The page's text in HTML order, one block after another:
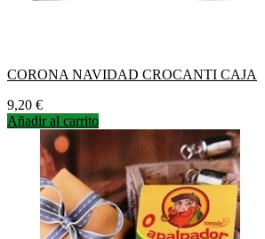
CORONA NAVIDAD CROCANTI CAJA
Precio
9,20 €
Añadir al carrito